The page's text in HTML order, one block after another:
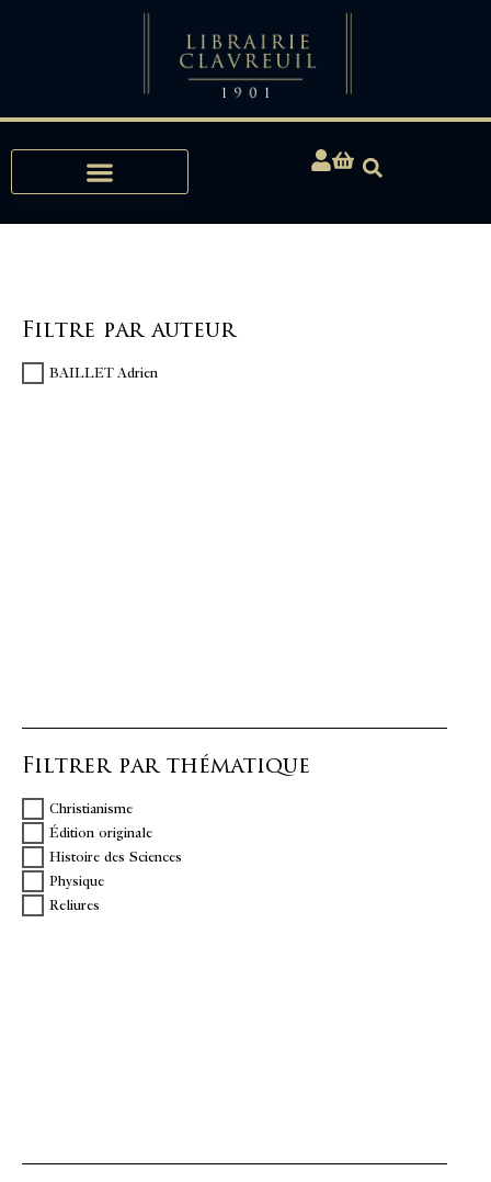
Filtre par auteur
BAILLET Adrien
Filtrer par thématique
Christianisme
Édition originale
Histoire des Sciences
Physique
Reliures